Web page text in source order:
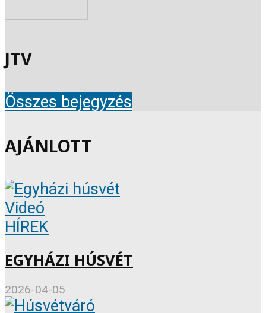
JTV
Összes bejegyzés
AJÁNLOTT
Videó
HÍREK
EGYHÁZI HÚSVÉT
2026-04-05